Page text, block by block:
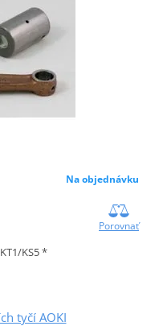
Na objednávku
Porovnať
KS5 *
tyčí AOKI